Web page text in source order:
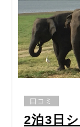
2泊3日
口コミ